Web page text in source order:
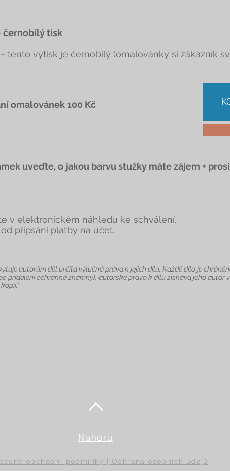
černobílý tisk
tento výtisk je černobílý (omalovánky si zákazník
omalovánek 100 Kč
uveďte, o jakou barvu stužky máte zájem +
v elektronickém náhledu ke schválení.
připsání platby na účet.
autorům děl určitá výlučná práva k jejich dílu. Každé dílo je
přidělení ochranné známky), autorské právo k dílu získává jeho autor
Nahoru
obchodní podmínky | Ochrana osobních údajů